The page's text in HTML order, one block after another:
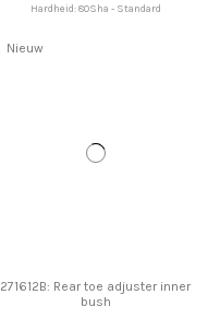
Hardheid: 80Sha - Standard
Nieuw
271612B: Rear toe adjuster inner
bush